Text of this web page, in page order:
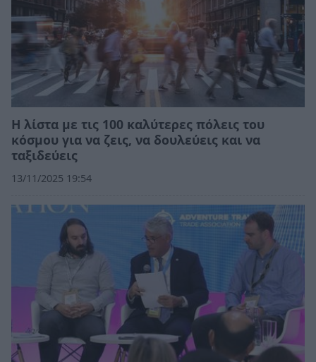
Η λίστα με τις 100 καλύτερες πόλεις του
κόσμου για να ζεις, να δουλεύεις και να
ταξιδεύεις
13/11/2025 19:54